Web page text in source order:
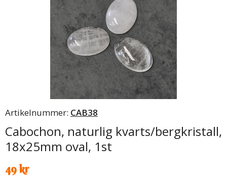
Artikelnummer: CAB38
Cabochon, naturlig kvarts/bergkristall,
18x25mm oval, 1st
49 kr